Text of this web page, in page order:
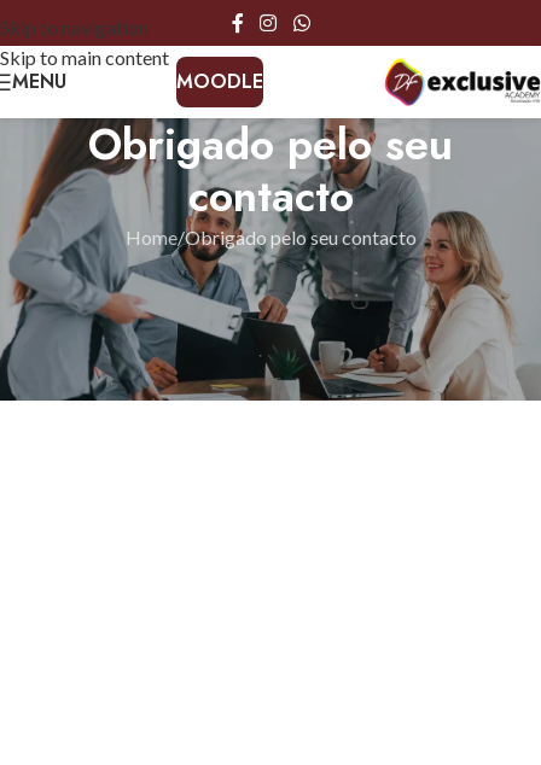
Skip to navigation
Skip to main content
MENU MOODLE
Obrigado pelo seu
contacto
Home Obrigado pelo seu contacto
Obrigado pelo seu contacto.
Recebemos o seu pedido de informação. A equipa da DF
Academy irá entrar em contacto consigo brevemente para dar
seguimento ao seu pedido.